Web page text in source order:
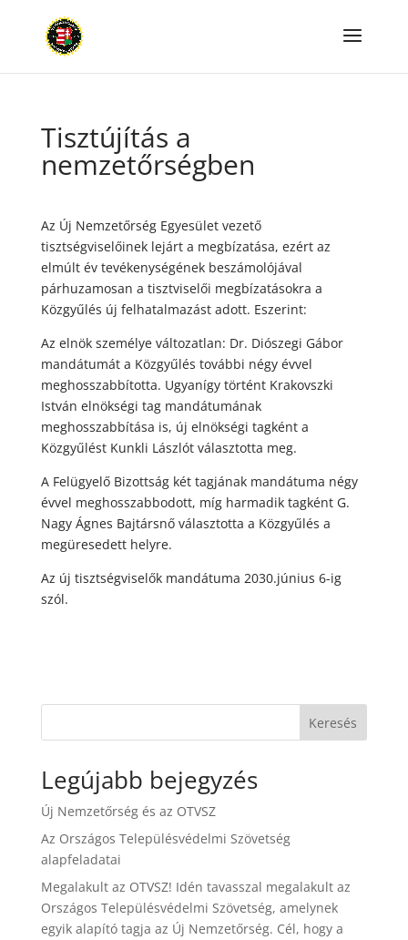
Tisztújítás a
nemzetőrségben
Az Új Nemzetőrség Egyesület vezető
tisztségviselőinek lejárt a megbízatása, ezért az
elmúlt év tevékenységének beszámolójával
párhuzamosan a tisztviselői megbízatásokra a
Közgyűlés új felhatalmazást adott. Eszerint:
Az elnök személye változatlan: Dr. Diószegi Gábor
mandátumát a Közgyűlés további négy évvel
meghosszabbította. Ugyanígy történt Krakovszki
István elnökségi tag mandátumának
meghosszabbítása is, új elnökségi tagként a
Közgyűlést Kunkli Lászlót választotta meg.
A Felügyelő Bizottság két tagjának mandátuma négy
évvel meghosszabbodott, míg harmadik tagként G.
Nagy Ágnes Bajtársnő választotta a Közgyűlés a
megüresedett helyre.
Az új tisztségviselők mandátuma 2030.június 6-ig
szól.
Keresés
Legújabb bejegyzés
Új Nemzetőrség és az OTVSZ
Az Országos Településvédelmi Szövetség
alapfeladatai
Megalakult az OTVSZ! Idén tavasszal megalakult az
Országos Településvédelmi Szövetség, amelynek
egyik alapító tagja az Új Nemzetőrség. Cél, hogy a